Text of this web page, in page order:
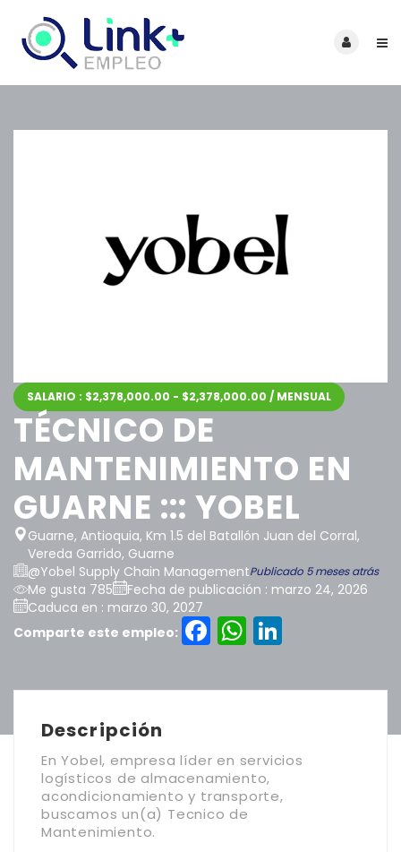
SALARIO : $2,378,000.00 - $2,378,000.00 / MENSUAL
TÉCNICO DE
MANTENIMIENTO EN
GUARNE ::: YOBEL
Guarne, Antioquia, Km 1.5 del Batallón Juan del Corral,
Vereda Garrido, Guarne
@Yobel Supply Chain ManagementPublicado 5 meses atrás
Me gusta 785
Fecha de publicación : marzo 24, 2026
Caduca en : marzo 30, 2027
Comparte este empleo:
Facebook
Descripción
En Yobel, empresa líder en servicios
logísticos de almacenamiento,
acondicionamiento y transporte,
buscamos un(a) Tecnico de
Mantenimiento.